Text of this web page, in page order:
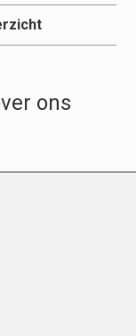
ons